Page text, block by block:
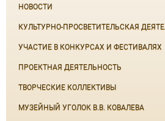
НОВОСТИ
КУЛЬТУРНО-ПРОСВЕТИТЕЛЬСКАЯ
УЧАСТИЕ В КОНКУРСАХ И ФЕСТИВАЛЯХ
ПРОЕКТНАЯ ДЕЯТЕЛЬНОСТЬ
ТВОРЧЕСКИЕ КОЛЛЕКТИВЫ
МУЗЕЙНЫЙ УГОЛОК В.В. КОВАЛЕВА